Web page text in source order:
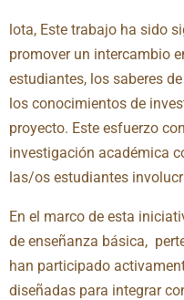
lota, Este trabajo ha sido
promover un intercambio
estudiantes, los saberes
los conocimientos de
proyecto. Este esfuerzo
investigación académica
las/os estudiantes
En el marco de esta
de enseñanza básica,
han participado
diseñadas para integrar